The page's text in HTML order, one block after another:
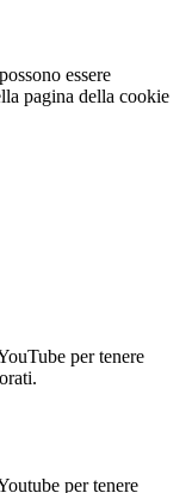
essere
pagina della cookie
per tenere
per tenere